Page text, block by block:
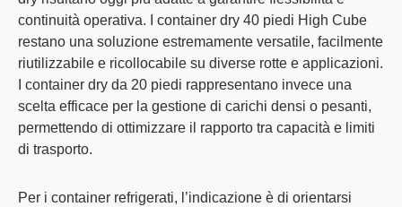
continuità operativa. I container dry 40 piedi High Cube
restano una soluzione estremamente versatile, facilmente
riutilizzabile e ricollocabile su diverse rotte e applicazioni.
container dry da 20 piedi rappresentano invece una
scelta efficace per la gestione di carichi densi o pesanti,
permettendo di ottimizzare il rapporto tra capacità e limiti
di trasporto.
Per i container refrigerati, l’indicazione è di orientarsi